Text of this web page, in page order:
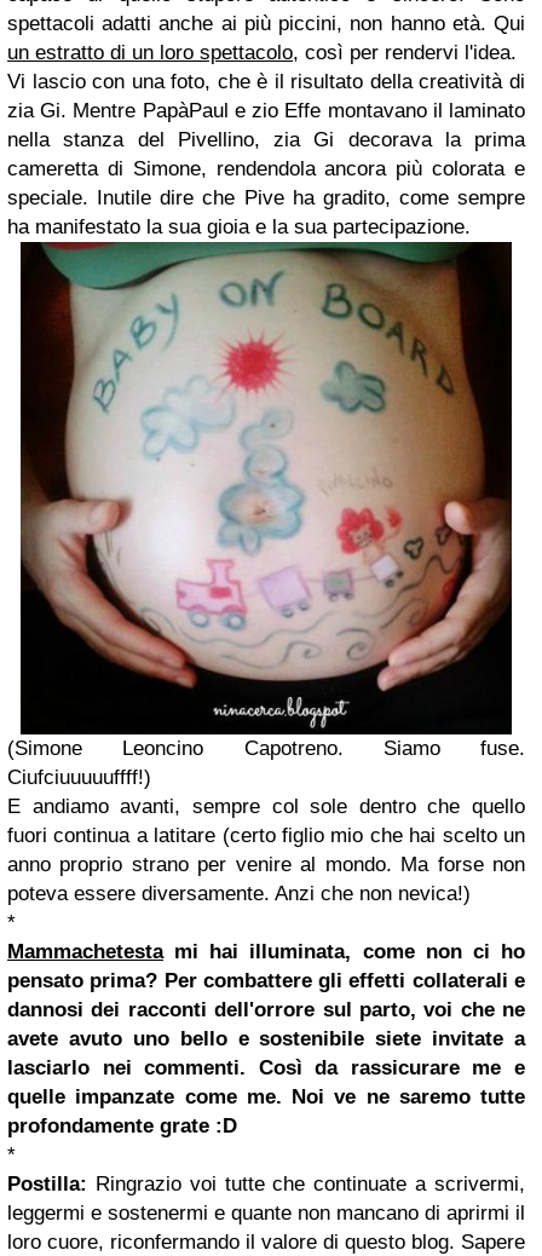
spettacoli adatti anche ai più piccini, non hanno età. Qui
un estratto di un loro spettacolo, così per rendervi l'idea.
Vi lascio con una foto, che è il risultato della creatività di
zia Gi. Mentre PapàPaul e zio Effe montavano il laminato
nella stanza del Pivellino, zia Gi decorava la prima
cameretta di Simone, rendendola ancora più colorata e
speciale. Inutile dire che Pive ha gradito, come sempre
ha manifestato la sua gioia e la sua partecipazione.
(Simone Leoncino Capotreno. Siamo fuse.
Ciufciuuuuuffff!)
E andiamo avanti, sempre col sole dentro che quello
fuori continua a latitare (certo figlio mio che hai scelto un
anno proprio strano per venire al mondo. Ma forse non
poteva essere diversamente. Anzi che non nevica!)
*
Mammachetestami hai illuminata, come non ci ho
pensato prima? Per combattere gli effetti collaterali e
dannosi dei racconti dell'orrore sul parto, voi che ne
avete avuto uno bello e sostenibile siete invitate a
lasciarlo nei commenti. Così da rassicurare me e
quelle impanzate come me. Noi ve ne saremo tutte
profondamente grate :D
*
Postilla: Ringrazio voi tutte che continuate a scrivermi,
leggermi e sostenermi e quante non mancano di aprirmi il
loro cuore, riconfermando il valore di questo blog. Sapere